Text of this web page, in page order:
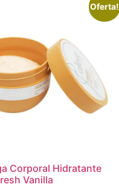
Oferta!
Corporal Hidratante
Vanilla